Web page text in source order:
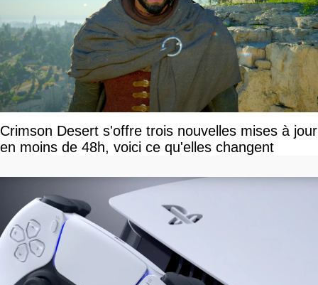
Crimson Desert s'offre trois nouvelles mises à jour
en moins de 48h, voici ce qu'elles changent